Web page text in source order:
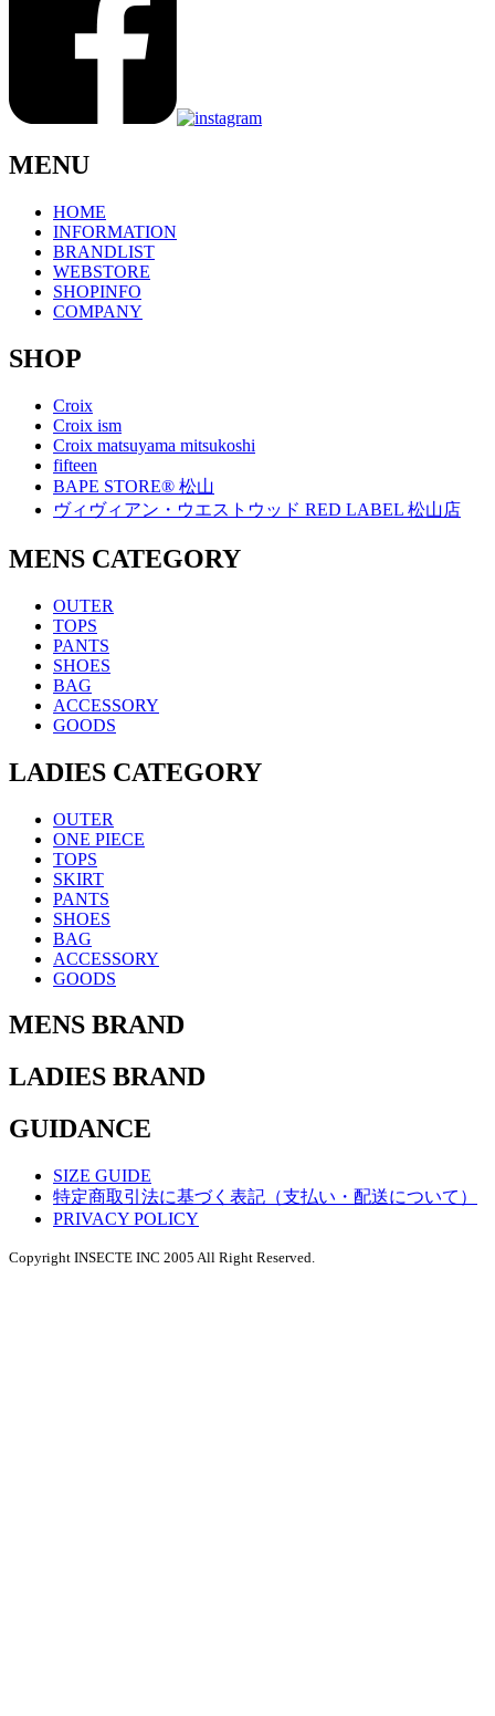
MENU
HOME
INFORMATION
BRANDLIST
WEBSTORE
SHOPINFO
COMPANY
SHOP
Croix
Croix ism
Croix matsuyama mitsukoshi
fifteen
BAPE STORE® 松山
ヴィヴィアン・ウエストウッド RED LABEL 松山店
MENS CATEGORY
OUTER
TOPS
PANTS
SHOES
BAG
ACCESSORY
GOODS
LADIES CATEGORY
OUTER
ONE PIECE
TOPS
SKIRT
PANTS
SHOES
BAG
ACCESSORY
GOODS
MENS BRAND
LADIES BRAND
GUIDANCE
SIZE GUIDE
特定商取引法に基づく表記（支払い・配送について）
PRIVACY POLICY
Copyright INSECTE INC 2005 All Right Reserved.